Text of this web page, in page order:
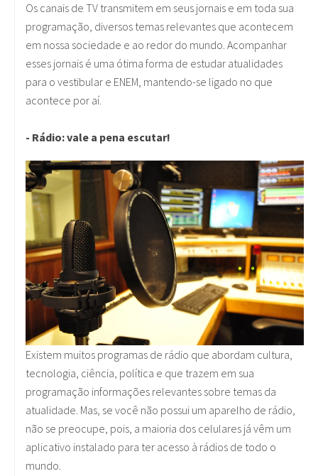
Os canais de TV transmitem em seus jornais e em toda sua
programação, diversos temas relevantes que acontecem
em nossa sociedade e ao redor do mundo. Acompanhar
esses jornais é uma ótima forma de estudar atualidades
para o vestibular e ENEM, mantendo-se ligado no que
acontece por aí.
- Rádio: vale a pena escutar!
Existem muitos programas de rádio que abordam cultura,
tecnologia, ciência, política e que trazem em sua
programação informações relevantes sobre temas da
atualidade. Mas, se você não possui um aparelho de rádio,
não se preocupe, pois, a maioria dos celulares já vêm um
aplicativo instalado para ter acesso à rádios de todo o
mundo.